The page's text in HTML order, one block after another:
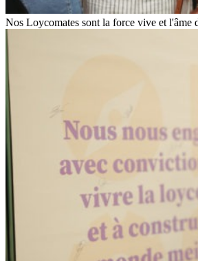
Nos Loycomates sont la force vive et l'âme